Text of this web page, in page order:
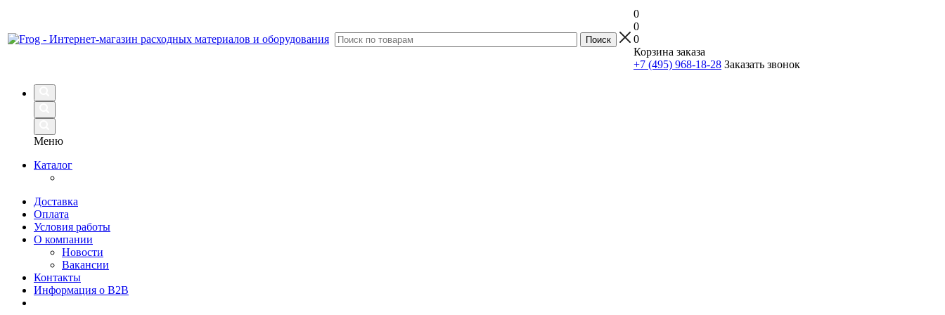
0
0
0
Корзина заказа
+7 (495) 968-18-28 Заказать звонок
Меню
Каталог
Доставка
Оплата
Условия работы
О компании
Новости
Вакансии
Контакты
Информация о B2B